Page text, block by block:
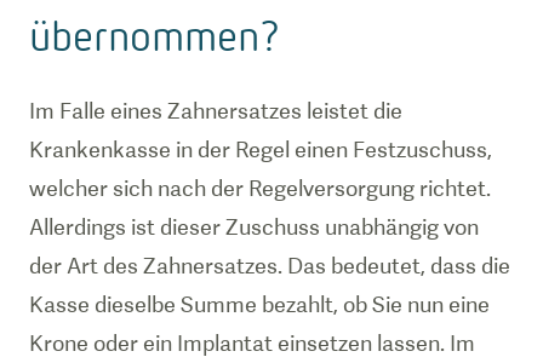
übernommen?
Im Falle eines Zahnersatzes leistet die
Krankenkasse in der Regel einen Festzuschuss,
welcher sich nach der Regelversorgung richtet.
Allerdings ist dieser Zuschuss unabhängig von
der Art des Zahnersatzes. Das bedeutet, dass die
Kasse dieselbe Summe bezahlt, ob Sie nun eine
Krone oder ein Implantat einsetzen lassen. Im